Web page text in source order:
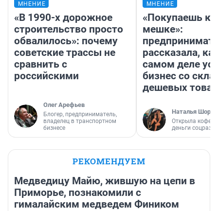
МНЕНИЕ
«В 1990-х дорожное
строительство просто
обвалилось»: почему
советские трассы не
сравнить с
российскими
Олег Арефьев
Блогер, предприниматель,
владелец в транспортном
бизнесе
МНЕНИЕ
«Покупаешь
мешке»:
рассказала,
самом деле
бизнес со
дешевых
Наталья
Открыла
деньги
РЕКОМЕНДУЕМ
Медведицу Майю, жившую на цепи в
Приморье, познакомили с
гималайским медведем Фиником